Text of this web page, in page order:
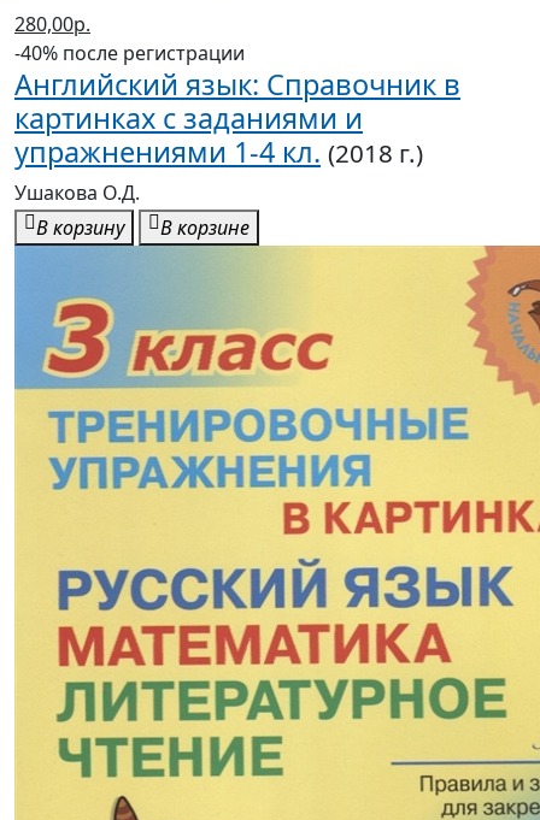
280,00р.
-40% после регистрации
Английский язык: Справочник в
картинках с заданиями и
упражнениями 1-4 кл. (2018 г.)
Ушакова О.Д.
В корзину
В корзине